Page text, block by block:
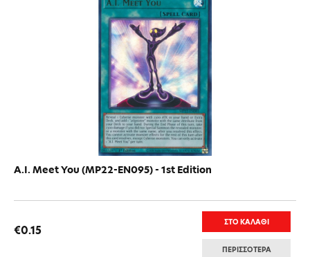
A.I. Meet You (MP22-EN095) - 1st Edition
€0.15
ΣΤΟ ΚΑΛΑΘΙ
ΠΕΡΙΣΣΟΤΕΡΑ